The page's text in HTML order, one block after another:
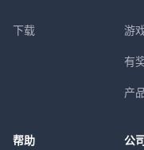
下载 游
有
产
帮助 公